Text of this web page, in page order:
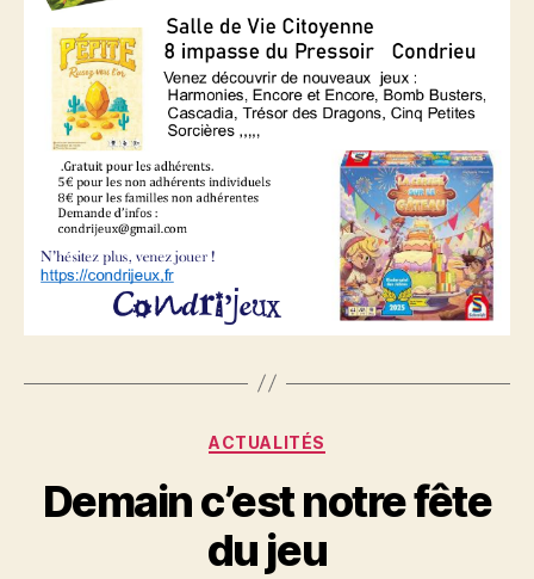
Catégories
ACTUALITÉS
Demain c’est notre fête
du jeu